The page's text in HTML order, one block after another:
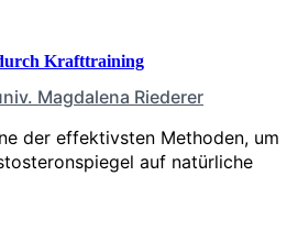
Krafttraining
Magdalena Riederer
der effektivsten Methoden, um
auf natürliche